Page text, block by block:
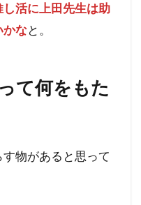
活に上田先生は助
かなと。
て何をもた
物があると思って